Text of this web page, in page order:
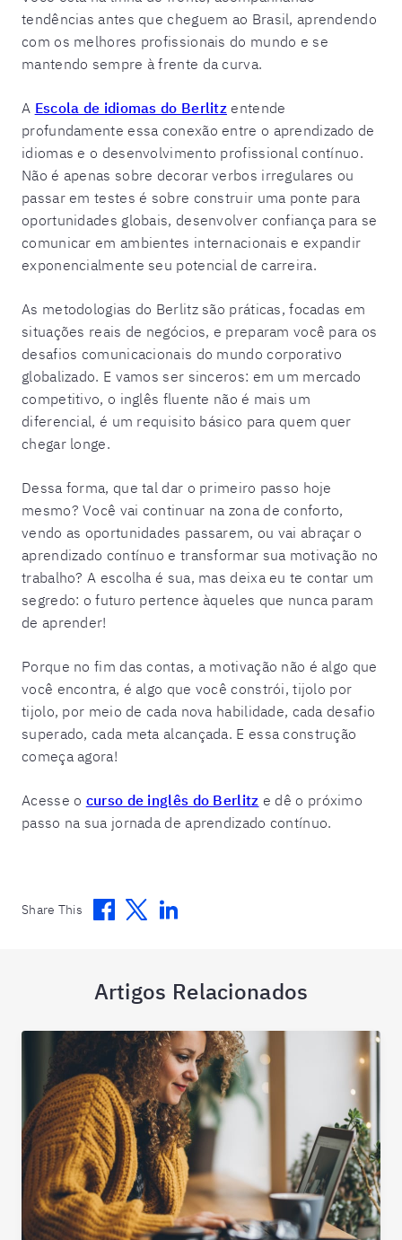
tendências antes que cheguem ao Brasil, aprendendo
com os melhores profissionais do mundo e se
mantendo sempre à frente da curva.
A Escola de idiomas do Berlitz entende
profundamente essa conexão entre o aprendizado de
idiomas e o desenvolvimento profissional contínuo.
Não é apenas sobre decorar verbos irregulares ou
passar em testes é sobre construir uma ponte para
oportunidades globais, desenvolver confiança para se
comunicar em ambientes internacionais e expandir
exponencialmente seu potencial de carreira.
As metodologias do Berlitz são práticas, focadas em
situações reais de negócios, e preparam você para os
desafios comunicacionais do mundo corporativo
globalizado. E vamos ser sinceros: em um mercado
competitivo, o inglês fluente não é mais um
diferencial, é um requisito básico para quem quer
chegar longe.
Dessa forma, que tal dar o primeiro passo hoje
mesmo? Você vai continuar na zona de conforto,
vendo as oportunidades passarem, ou vai abraçar o
aprendizado contínuo e transformar sua motivação no
trabalho? A escolha é sua, mas deixa eu te contar um
segredo: o futuro pertence àqueles que nunca param
de aprender!
Porque no fim das contas, a motivação não é algo que
você encontra, é algo que você constrói, tijolo por
tijolo, por meio de cada nova habilidade, cada desafio
superado, cada meta alcançada. E essa construção
começa agora!
Acesse o curso de inglês do Berlitz e dê o próximo
passo na sua jornada de aprendizado contínuo.
Share This Facebook
TwitterLinkedin
Artigos Relacionados